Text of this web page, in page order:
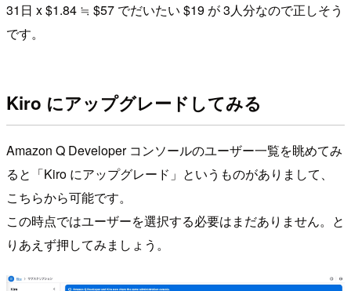
31日 x $1.84 ≒ $57 でだいたい $19 が 3人分なので正しそう
です。
Kiro にアップグレードしてみる
Amazon Q Developer コンソールのユーザー一覧を眺めてみ
ると「Kiro にアップグレード」というものがありまして、
こちらから可能です。
この時点ではユーザーを選択する必要はまだありません。と
りあえず押してみましょう。